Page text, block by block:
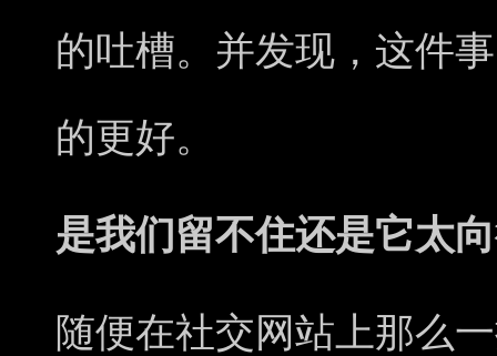
的吐槽。并发现，这件
的更好。
是我们留不住还是它太
随便在社交网站上那么